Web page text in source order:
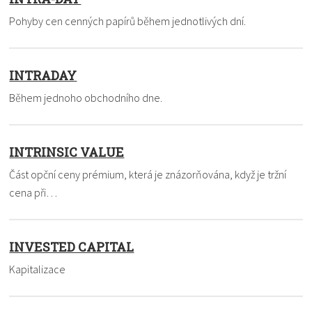
Pohyby cen cenných papírů během jednotlivých dní.
INTRADAY
Během jednoho obchodního dne.
INTRINSIC VALUE
Část opční ceny prémium, která je znázorňována, když je tržní
cena při…
INVESTED CAPITAL
Kapitalizace